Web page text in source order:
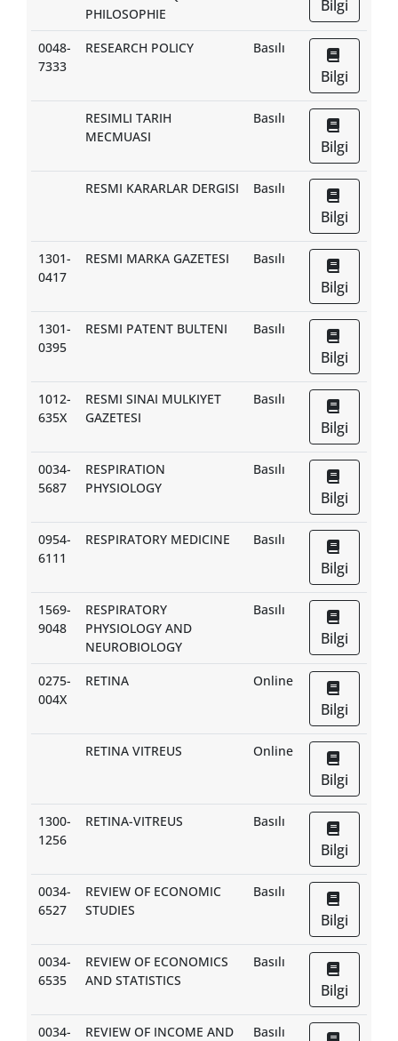
PHILOSOPHIE
Bilgi
0048-
7333
RESEARCH POLICY Basılı
Bilgi
RESIMLI TARIH
MECMUASI
Basılı
Bilgi
RESMI KARARLAR DERGISI Basılı
Bilgi
1301-
0417
RESMI MARKA GAZETESI Basılı
Bilgi
1301-
0395
RESMI PATENT BULTENI Basılı
Bilgi
1012-
635X
RESMI SINAI MULKIYET
GAZETESI
Basılı
Bilgi
0034-
5687
RESPIRATION
PHYSIOLOGY
Basılı
Bilgi
0954-
6111
RESPIRATORY MEDICINE Basılı
Bilgi
1569-
9048
RESPIRATORY
PHYSIOLOGY AND
NEUROBIOLOGY
Basılı
Bilgi
0275-
004X
RETINA Online
Bilgi
RETINA VITREUS Online
Bilgi
1300-
1256
RETINA-VITREUS Basılı
Bilgi
0034-
6527
REVIEW OF ECONOMIC
STUDIES
Basılı
Bilgi
0034-
6535
REVIEW OF ECONOMICS
AND STATISTICS
Basılı
Bilgi
0034-
REVIEW OF INCOME AND
Basılı